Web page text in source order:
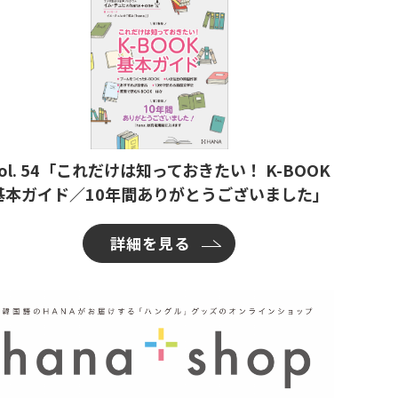
54「これだけは知っておきたい！ K-BOOK
本ガイド／10年間ありがとうございました」
詳細を見る